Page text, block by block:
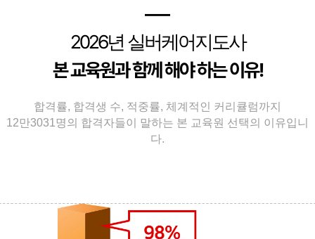
━
2026년 실버케어지도사
본 교육원과 함께 해야 하는 이유!
합격률, 합격생 수, 적중률, 체계적인 커리큘럼까지
12만3031명의 합격자들이 말하는 본 교육원 선택의 이유입니
다.